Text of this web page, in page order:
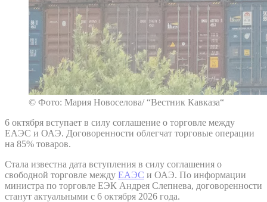
© Фото: Мария Новоселова/ “Вестник Кавказа“
6 октября вступает в силу соглашение о торговле между
ЕАЭС и ОАЭ. Договоренности облегчат торговые операции
на 85% товаров.
Стала известна дата вступления в силу соглашения о
свободной торговле между ЕАЭС и ОАЭ. По информации
министра по торговле ЕЭК Андрея Слепнева, договоренности
станут актуальными с 6 октября 2026 года.